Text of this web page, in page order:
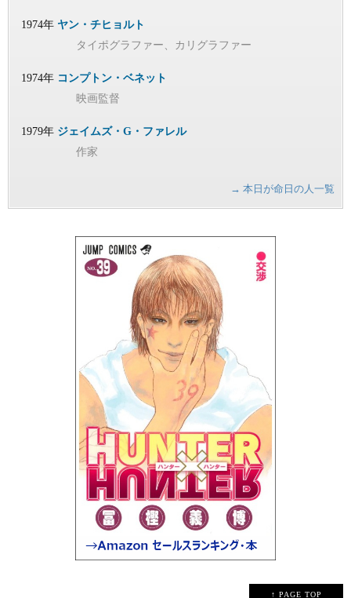
1974年 ヤン・チヒョルト
タイポグラファー、カリグラファー
1974年 コンプトン・ベネット
映画監督
1979年 ジェイムズ・G・ファレル
作家
→ 本日が命日の人一覧
↑ PAGE TOP